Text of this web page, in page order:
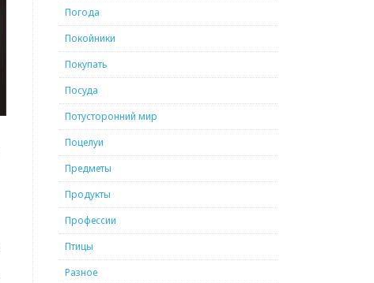
Погода
Покойники
Покупать
Посуда
Потусторонний мир
Поцелуи
Предметы
Продукты
Профессии
Птицы
Разное